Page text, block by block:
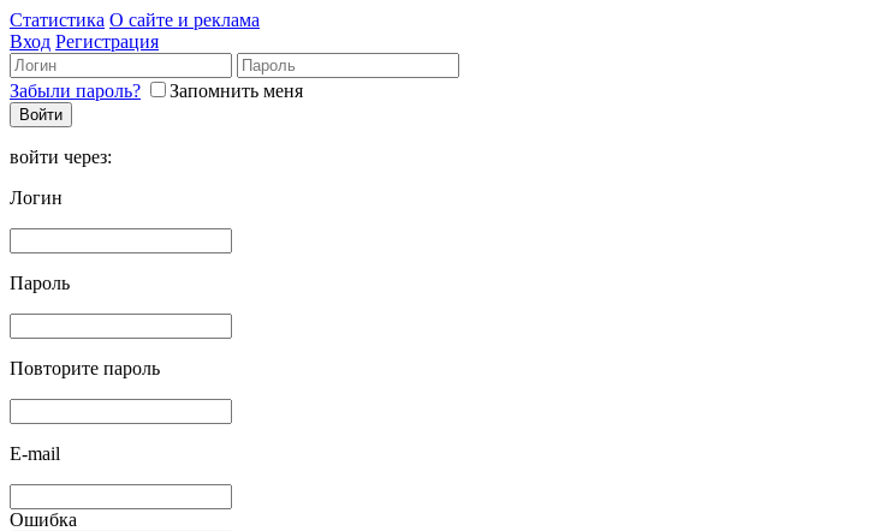
Статистика О сайте и реклама
Вход Регистрация
Забыли пароль? Запомнить меня
войти через:
Логин
Пароль
Повторите пароль
E-mail
Ошибка